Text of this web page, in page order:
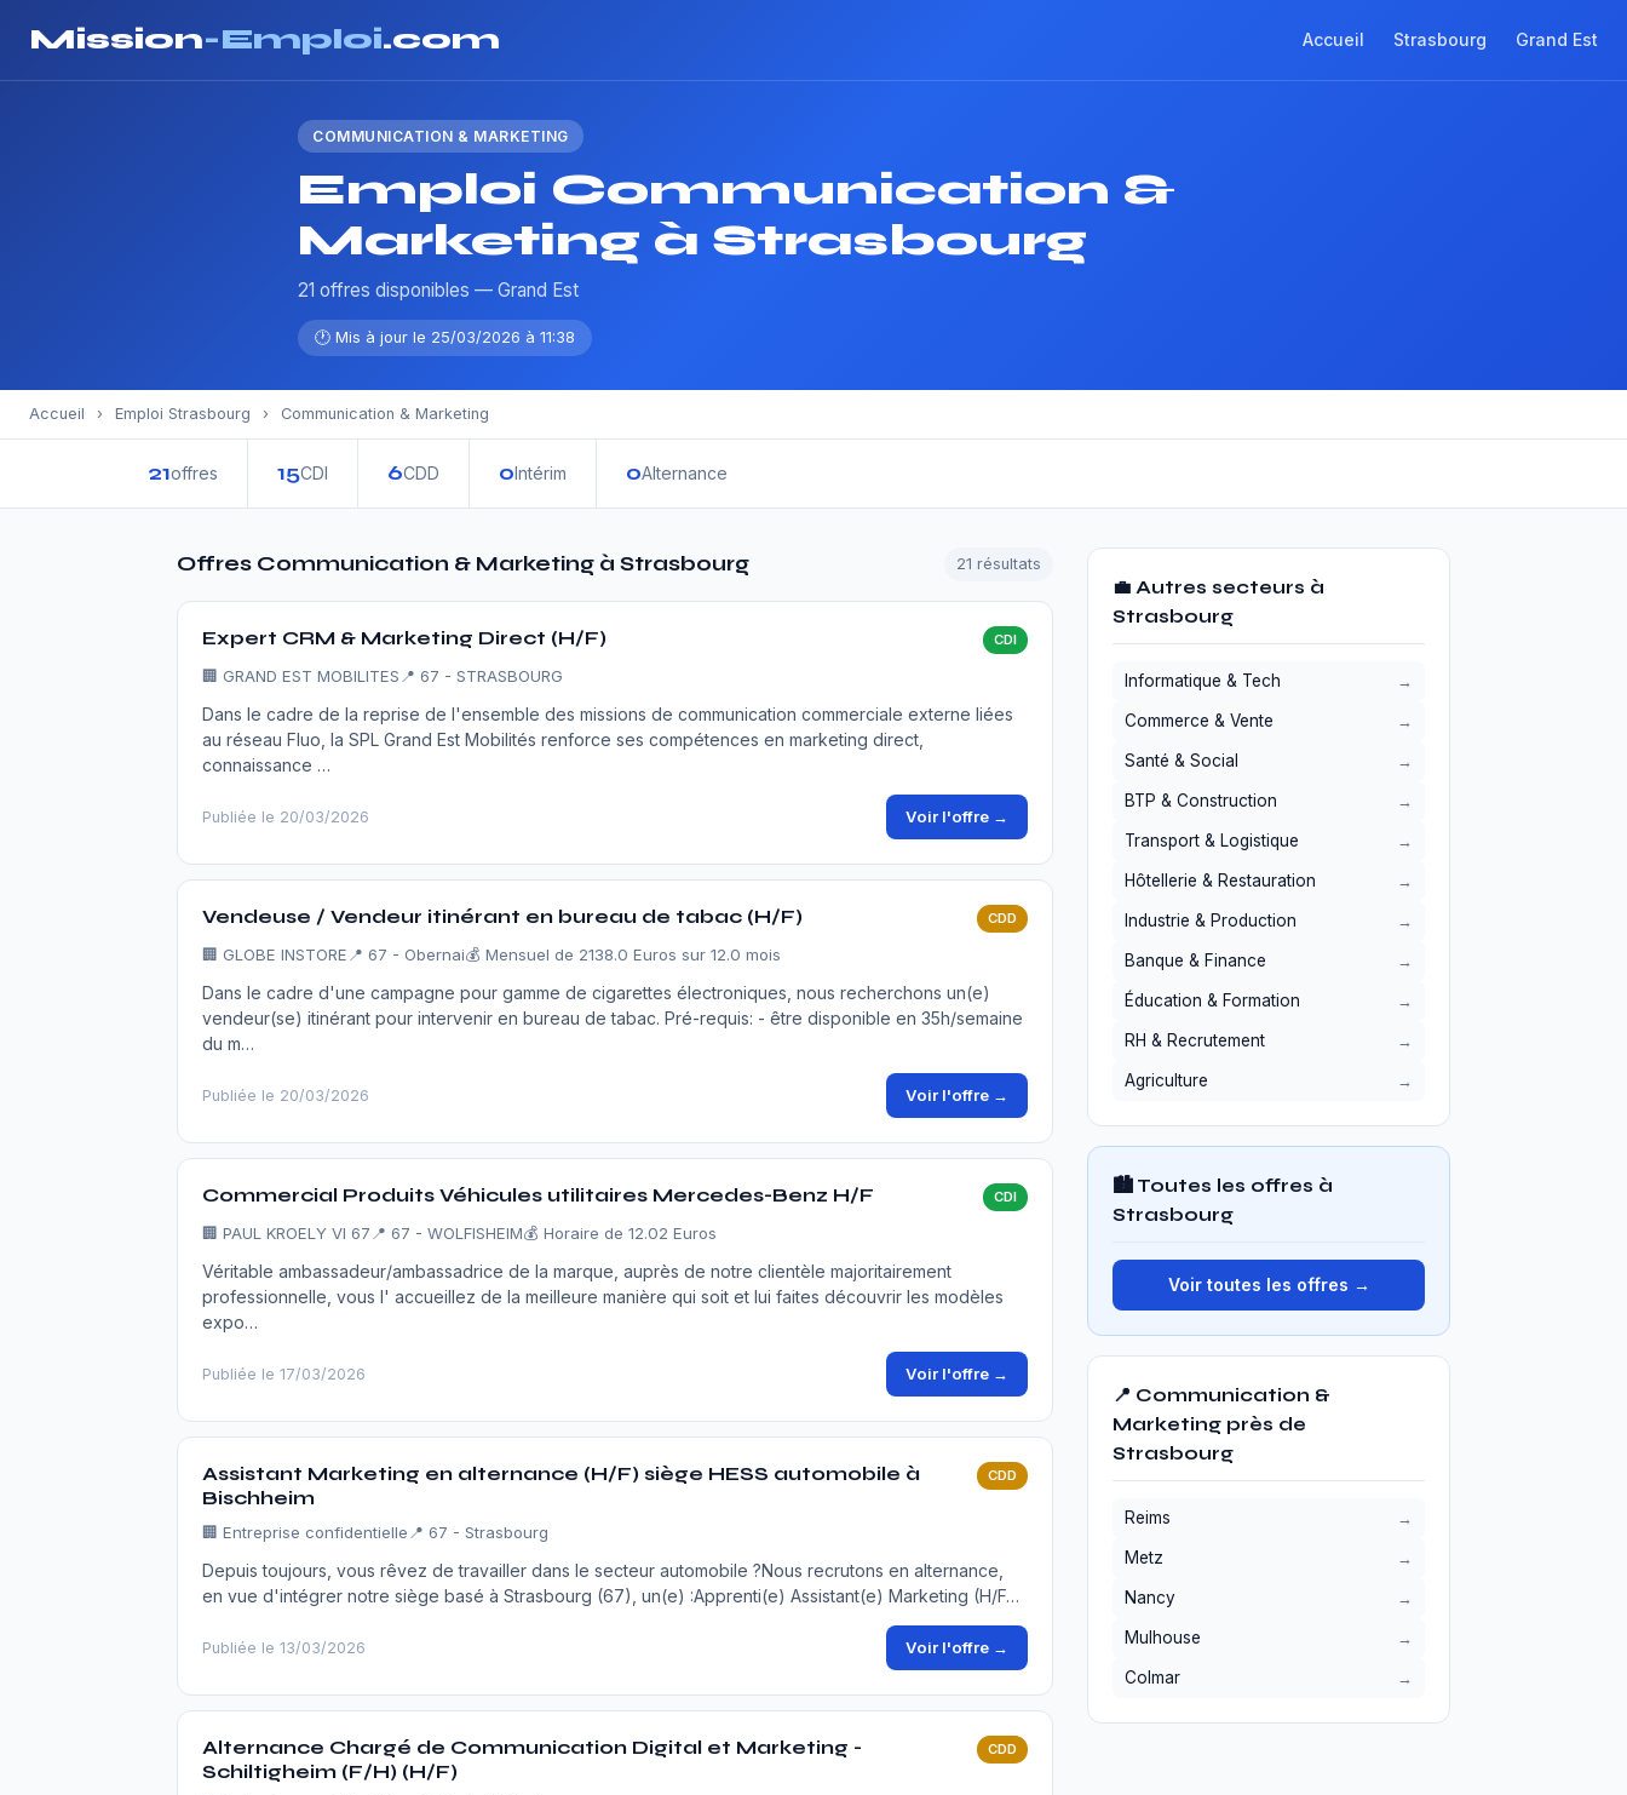
Mission-Emploi.com Accueil Strasbourg Grand Est
COMMUNICATION & MARKETING
Emploi Communication &
Marketing à Strasbourg
21 offres disponibles — Grand Est
🕐 Mis à jour le 25/03/2026 à 11:38
Accueil › Emploi Strasbourg › Communication & Marketing
21offres 15CDI 6CDD 0Intérim 0Alternance
Offres Communication & Marketing à Strasbourg 21 résultats
Expert CRM & Marketing Direct (H/F) CDI
🏢 GRAND EST MOBILITES 📍 67 - STRASBOURG
Dans le cadre de la reprise de l'ensemble des missions de communication commerciale externe liées
au réseau Fluo, la SPL Grand Est Mobilités renforce ses compétences en marketing direct,
connaissance …
Publiée le 20/03/2026 Voir l'offre →
Vendeuse / Vendeur itinérant en bureau de tabac (H/F) CDD
🏢 GLOBE INSTORE 📍 67 - Obernai💰 Mensuel de 2138.0 Euros sur 12.0 mois
Dans le cadre d'une campagne pour gamme de cigarettes électroniques, nous recherchons un(e)
vendeur(se) itinérant pour intervenir en bureau de tabac. Pré-requis: - être disponible en 35h/semaine
du m…
Publiée le 20/03/2026 Voir l'offre →
Commercial Produits Véhicules utilitaires Mercedes-Benz H/F CDI
🏢 PAUL KROELY VI 67 📍 67 - WOLFISHEIM💰 Horaire de 12.02 Euros
Véritable ambassadeur/ambassadrice de la marque, auprès de notre clientèle majoritairement
professionnelle, vous l' accueillez de la meilleure manière qui soit et lui faites découvrir les modèles
expo…
Publiée le 17/03/2026 Voir l'offre →
Assistant Marketing en alternance (H/F) siège HESS automobile à
Bischheim
CDD
🏢 Entreprise confidentielle 📍 67 - Strasbourg
Depuis toujours, vous rêvez de travailler dans le secteur automobile ?Nous recrutons en alternance,
en vue d'intégrer notre siège basé à Strasbourg (67), un(e) :Apprenti(e) Assistant(e) Marketing (H/F…
Publiée le 13/03/2026 Voir l'offre →
Alternance Chargé de Communication Digital et Marketing -
Schiltigheim (F/H) (H/F)
CDD
💼 Autres secteurs à
Strasbourg
Informatique & Tech
Commerce & Vente
Santé & Social
BTP & Construction
Transport & Logistique
Hôtellerie & Restauration
Industrie & Production
Banque & Finance
Éducation & Formation
RH & Recrutement
Agriculture
🏙️ Toutes les offres à
Strasbourg
Voir toutes les offres →
📍 Communication &
Marketing près de
Strasbourg
Reims
Metz
Nancy
Mulhouse
Colmar